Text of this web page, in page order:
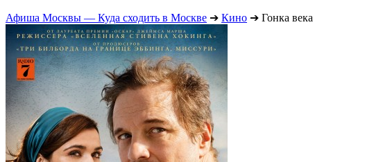
Афиша Москвы — Куда сходить в Москве ➔ Кино ➔ Гонка века